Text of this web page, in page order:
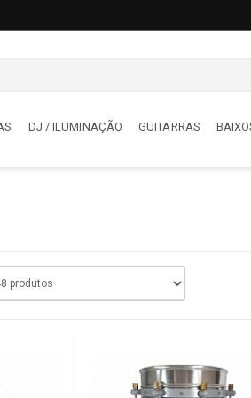
DJ / ILUMINAÇÃO GUITARRAS